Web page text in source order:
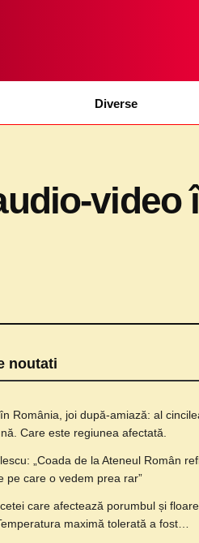
Diverse
video
noutati
România, joi după-amiază: al
Care este regiunea afectată.
„Coada de la Ateneul Român
pe care o vedem prea rar”
care afectează porumbul și
maximă tolerată a fost…